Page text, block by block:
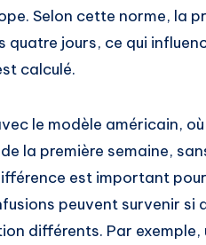
Selon cette norme, la
quatre jours, ce qui
calculé.
le modèle américain,
la première semaine,
est important
peuvent survenir si
différents. Par